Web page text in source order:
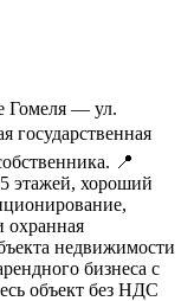
Гомеля — ул.
государственная
📍
этажей, хороший
охранная
недвижимости
бизнеса с
объект без НДС